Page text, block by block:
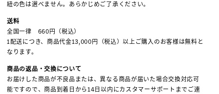
紐の色は選べません。あらかじめご了承ください。
送料
全国一律 660円（税込）
1配送につき、商品代金13,000円（税込）以上ご購入のお客様は無料と
なります。
商品の返品・交換について
お届けした商品が不良品または、異なる商品が届いた場合交換対応可
能ですので、商品到着日から14日以内にカスタマーサポートまでご連